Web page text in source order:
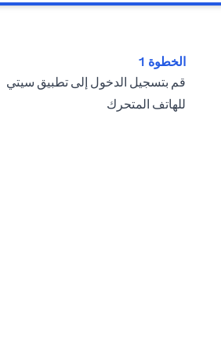
الخطوة 1
قم بتسجيل الدخول إلى تطبيق سيتي
للهاتف المتحرك